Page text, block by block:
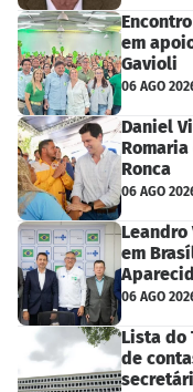
em
Gavioli
06 AGO
Daniel
Romaria
Ronca
06 AGO
em
06 AGO
Lista do
de